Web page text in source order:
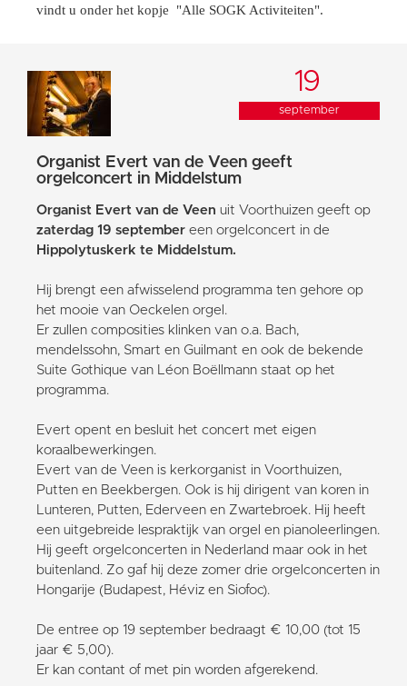
vindt u onder het kopje "Alle SOGK Activiteiten".
19
september
Organist Evert van de Veen geeft
orgelconcert in Middelstum
Organist Evert van de Veen uit Voorthuizen geeft op
zaterdag 19 september een orgelconcert in de
Hippolytuskerk te Middelstum.
Hij brengt een afwisselend programma ten gehore op
het mooie van Oeckelen orgel.
Er zullen composities klinken van o.a. Bach,
mendelssohn, Smart en Guilmant en ook de bekende
Suite Gothique van Léon Boëllmann staat op het
programma.
Evert opent en besluit het concert met eigen
koraalbewerkingen.
Evert van de Veen is kerkorganist in Voorthuizen,
Putten en Beekbergen. Ook is hij dirigent van koren in
Lunteren, Putten, Ederveen en Zwartebroek. Hij heeft
een uitgebreide lespraktijk van orgel en pianoleerlingen.
Hij geeft orgelconcerten in Nederland maar ook in het
buitenland. Zo gaf hij deze zomer drie orgelconcerten in
Hongarije (Budapest, Héviz en Siofoc).
De entree op 19 september bedraagt € 10,00 (tot 15
jaar € 5,00).
Er kan contant of met pin worden afgerekend.